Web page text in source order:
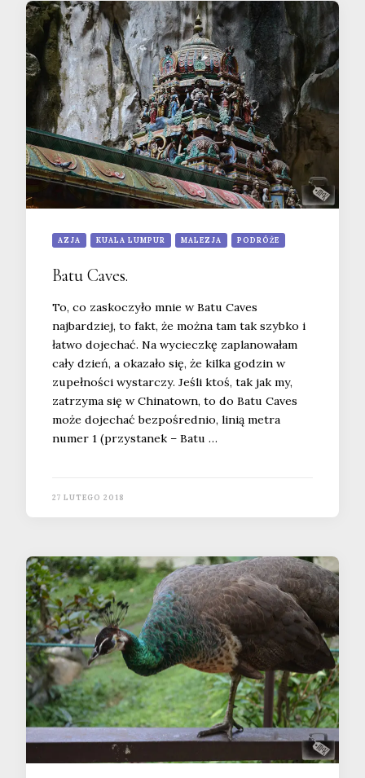
AZJA KUALA LUMPUR MALEZJA PODRÓŻE
Batu Caves.
To, co zaskoczyło mnie w Batu Caves
najbardziej, to fakt, że można tam tak szybko i
łatwo dojechać. Na wycieczkę zaplanowałam
cały dzień, a okazało się, że kilka godzin w
zupełności wystarczy. Jeśli ktoś, tak jak my,
zatrzyma się w Chinatown, to do Batu Caves
może dojechać bezpośrednio, linią metra
numer 1 (przystanek – Batu …
27 LUTEGO 2018